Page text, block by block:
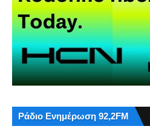
Ράδιο Ενημέρωση 92,2FM